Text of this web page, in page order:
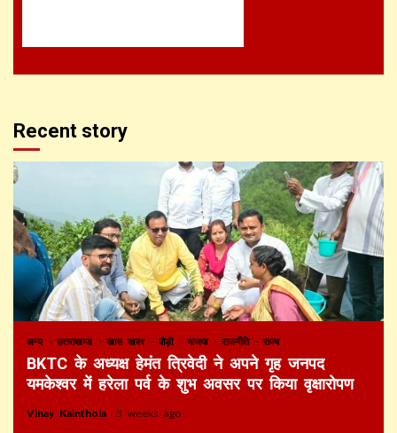
Recent story
अन्य उत्तराखण्ड खास खबर पौड़ी भाजपा राजनीति राज्य
BKTC के अध्यक्ष हेमंत त्रिवेदी ने अपने गृह जनपद
यमकेश्वर में हरेला पर्व के शुभ अवसर पर किया वृक्षारोपण
Vinay Kainthola 3 weeks ago